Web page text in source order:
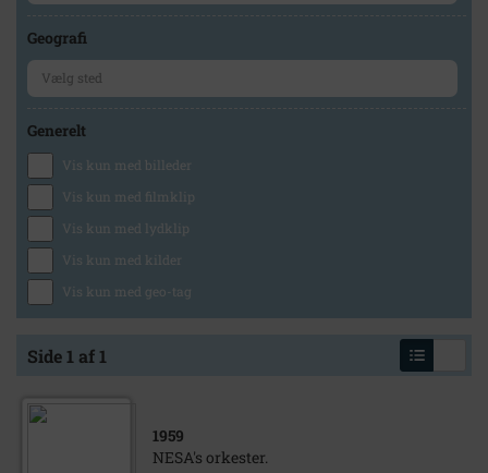
Geografi
Generelt
Vis kun med billeder
Vis kun med filmklip
Vis kun med lydklip
Vis kun med kilder
Vis kun med geo-tag
Side 1 af 1
1959
NESA's orkester.